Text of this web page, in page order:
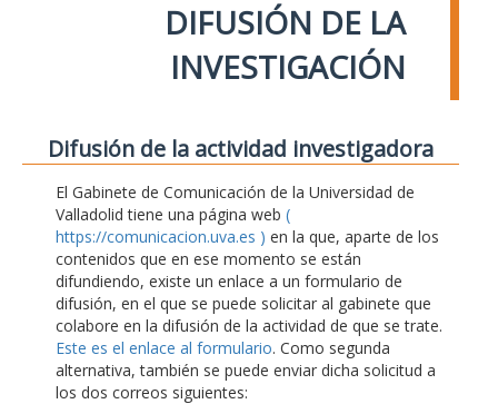
DIFUSIÓN DE LA
INVESTIGACIÓN
Difusión de la actividad investigadora
El Gabinete de Comunicación de la Universidad de
Valladolid tiene una página web (
https://comunicacion.uva.es ) en la que, aparte de los
contenidos que en ese momento se están
difundiendo, existe un enlace a un formulario de
difusión, en el que se puede solicitar al gabinete que
colabore en la difusión de la actividad de que se trate.
Este es el enlace al formulario. Como segunda
alternativa, también se puede enviar dicha solicitud a
los dos correos siguientes: